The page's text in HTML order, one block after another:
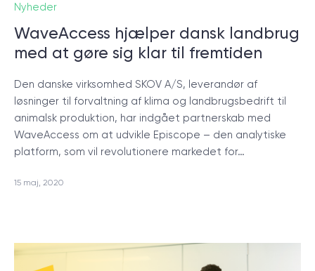
Nyheder
WaveAccess hjælper dansk landbrug
med at gøre sig klar til fremtiden
Den danske virksomhed SKOV A/S, leverandør af
løsninger til forvaltning af klima og landbrugsbedrift til
animalsk produktion, har indgået partnerskab med
WaveAccess om at udvikle Episcope – den analytiske
platform, som vil revolutionere markedet for…
15 maj, 2020